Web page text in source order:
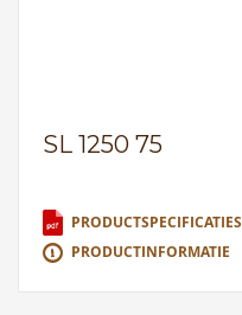
SL 1250 75
PRODUCTSPECIFICATIES
PRODUCTINFORMATIE